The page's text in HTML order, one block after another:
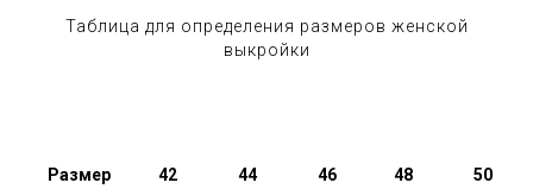
Таблица для определения размеров женской
выкройки
Размер 42 44 46 48 50